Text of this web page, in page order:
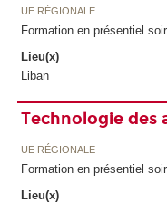
UE RÉGIONALE
Formation en présentiel
Lieu(x)
Liban
Technologie des
UE RÉGIONALE
Formation en présentiel
Lieu(x)